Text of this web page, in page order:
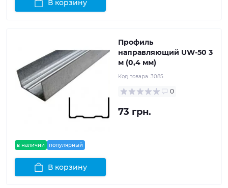
В корзину
в наличии популярный
Профиль
направляющий UW-50 3
м (0,4 мм)
Код товара: 3085
0
73 грн.
В корзину